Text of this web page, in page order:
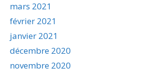
mars 2021
février 2021
janvier 2021
décembre 2020
novembre 2020